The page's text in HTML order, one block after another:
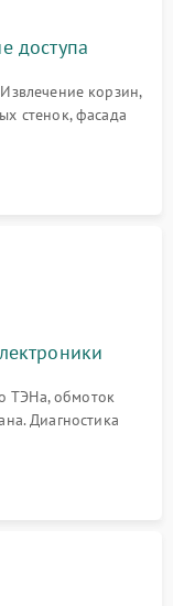
доступа
корзин,
стенок, фасада
помпе.
ТЭНа, обмоток
Диагностика
мутности,
управления.